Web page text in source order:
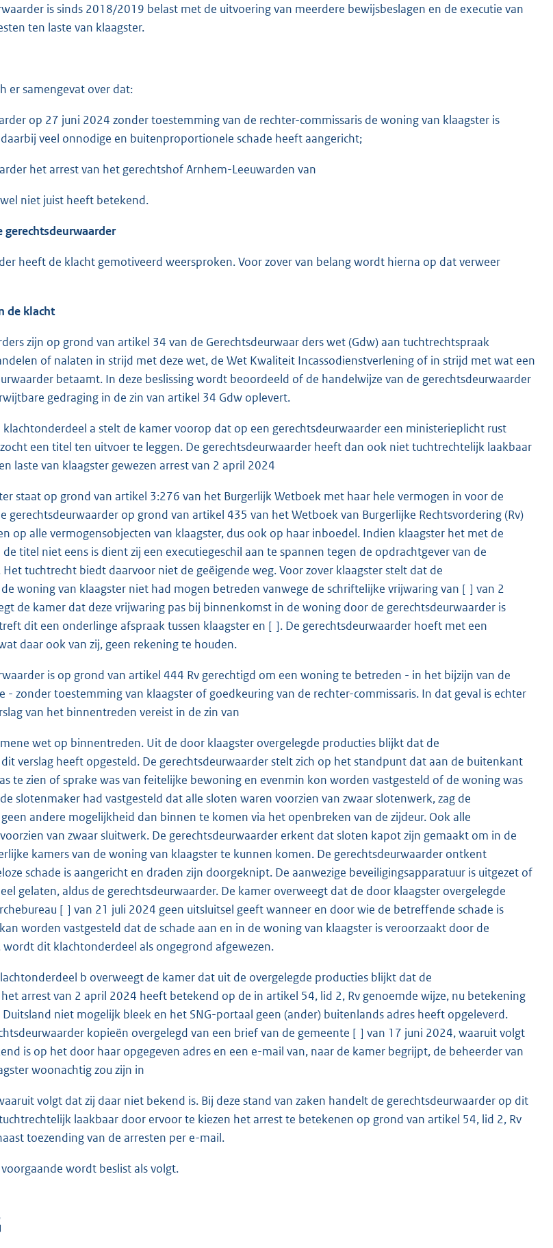
is sinds 2018/2019 belast met de uitvoering van meerdere bewijsbeslagen en de executie van
ten laste van klaagster.
er samengevat over dat:
op 27 juni 2024 zonder toestemming van de rechter-commissaris de woning van klaagster is
veel onnodige en buitenproportionele schade heeft aangericht;
het arrest van het gerechtshof Arnhem-Leeuwarden van
niet juist heeft betekend.
gerechtsdeurwaarder
heeft de klacht gemotiveerd weersproken. Voor zover van belang wordt hierna op dat verweer
de klacht
zijn op grond van artikel 34 van de Gerechtsdeurwaar ders wet (Gdw) aan tuchtrechtspraak
of nalaten in strijd met deze wet, de Wet Kwaliteit Incassodienstverlening of in strijd met wat een
betaamt. In deze beslissing wordt beoordeeld of de handelwijze van de gerechtsdeurwaarder
gedraging in de zin van artikel 34 Gdw oplevert.
klachtonderdeel a stelt de kamer voorop dat op een gerechtsdeurwaarder een ministerieplicht rust
een titel ten uitvoer te leggen. De gerechtsdeurwaarder heeft dan ook niet tuchtrechtelijk laakbaar
laste van klaagster gewezen arrest van 2 april 2024
staat op grond van artikel 3:276 van het Burgerlijk Wetboek met haar hele vermogen in voor de
gerechtsdeurwaarder op grond van artikel 435 van het Wetboek van Burgerlijke Rechtsvordering (Rv)
op alle vermogensobjecten van klaagster, dus ook op haar inboedel. Indien klaagster het met de
titel niet eens is dient zij een executiegeschil aan te spannen tegen de opdrachtgever van de
tuchtrecht biedt daarvoor niet de geëigende weg. Voor zover klaagster stelt dat de
woning van klaagster niet had mogen betreden vanwege de schriftelijke vrijwaring van [ ] van 2
de kamer dat deze vrijwaring pas bij binnenkomst in de woning door de gerechtsdeurwaarder is
dit een onderlinge afspraak tussen klaagster en [ ]. De gerechtsdeurwaarder hoeft met een
daar ook van zij, geen rekening te houden.
is op grond van artikel 444 Rv gerechtigd om een woning te betreden - in het bijzijn van de
- zonder toestemming van klaagster of goedkeuring van de rechter-commissaris. In dat geval is echter
van het binnentreden vereist in de zin van
wet op binnentreden. Uit de door klaagster overgelegde producties blijkt dat de
verslag heeft opgesteld. De gerechtsdeurwaarder stelt zich op het standpunt dat aan de buitenkant
te zien of sprake was van feitelijke bewoning en evenmin kon worden vastgesteld of de woning was
slotenmaker had vastgesteld dat alle sloten waren voorzien van zwaar slotenwerk, zag de
andere mogelijkheid dan binnen te komen via het openbreken van de zijdeur. Ook alle
van zwaar sluitwerk. De gerechtsdeurwaarder erkent dat sloten kapot zijn gemaakt om in de
kamers van de woning van klaagster te kunnen komen. De gerechtsdeurwaarder ontkent
schade is aangericht en draden zijn doorgeknipt. De aanwezige beveiligingsapparatuur is uitgezet of
gelaten, aldus de gerechtsdeurwaarder. De kamer overweegt dat de door klaagster overgelegde
[ ] van 21 juli 2024 geen uitsluitsel geeft wanneer en door wie de betreffende schade is
worden vastgesteld dat de schade aan en in de woning van klaagster is veroorzaakt door de
wordt dit klachtonderdeel als ongegrond afgewezen.
b overweegt de kamer dat uit de overgelegde producties blijkt dat de
arrest van 2 april 2024 heeft betekend op de in artikel 54, lid 2, Rv genoemde wijze, nu betekening
niet mogelijk bleek en het SNG-portaal geen (ander) buitenlands adres heeft opgeleverd.
kopieën overgelegd van een brief van de gemeente [ ] van 17 juni 2024, waaruit volgt
is op het door haar opgegeven adres en een e-mail van, naar de kamer begrijpt, de beheerder van
woonachtig zou zijn in
volgt dat zij daar niet bekend is. Bij deze stand van zaken handelt de gerechtsdeurwaarder op dit
laakbaar door ervoor te kiezen het arrest te betekenen op grond van artikel 54, lid 2, Rv
toezending van de arresten per e-mail.
wordt beslist als volgt.